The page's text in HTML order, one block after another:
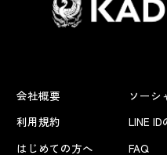
会社概要
利用規約
はじめての方へ
ソーシ
LINE
FAQ